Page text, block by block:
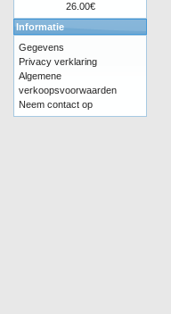
26.00€
Informatie
Gegevens
Privacy verklaring
Algemene
verkoopsvoorwaarden
Neem contact op